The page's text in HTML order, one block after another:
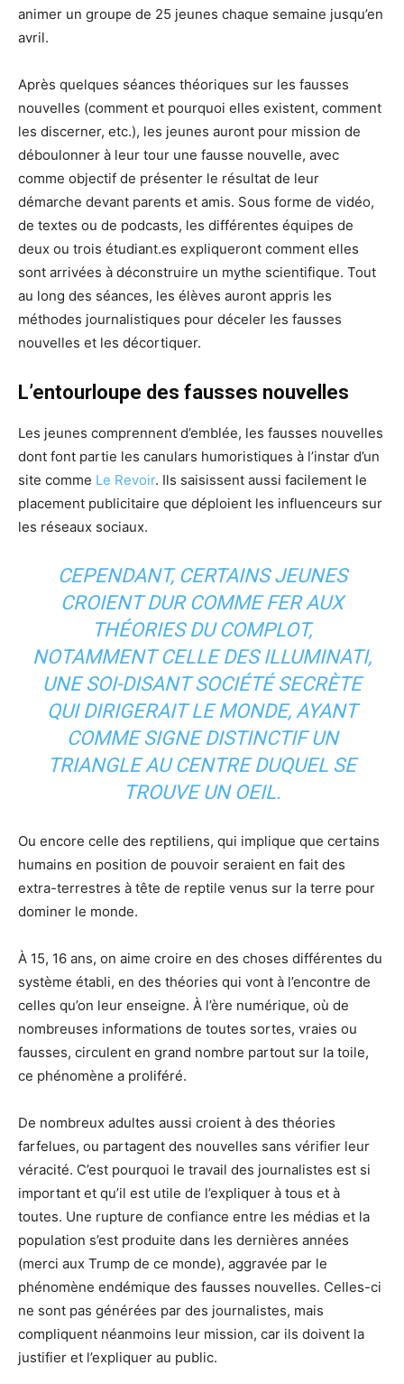
animer un groupe de 25 jeunes chaque semaine jusqu’en
avril.
Après quelques séances théoriques sur les fausses
nouvelles (comment et pourquoi elles existent, comment
les discerner, etc.), les jeunes auront pour mission de
déboulonner à leur tour une fausse nouvelle, avec
comme objectif de présenter le résultat de leur
démarche devant parents et amis. Sous forme de vidéo,
de textes ou de podcasts, les différentes équipes de
deux ou trois étudiant.es expliqueront comment elles
sont arrivées à déconstruire un mythe scientifique. Tout
au long des séances, les élèves auront appris les
méthodes journalistiques pour déceler les fausses
nouvelles et les décortiquer.
L’entourloupe des fausses nouvelles
Les jeunes comprennent d’emblée, les fausses nouvelles
dont font partie les canulars humoristiques à l’instar d’un
site comme Le Revoir. Ils saisissent aussi facilement le
placement publicitaire que déploient les influenceurs sur
les réseaux sociaux.
CEPENDANT, CERTAINS JEUNES
CROIENT DUR COMME FER AUX
THÉORIES DU COMPLOT,
NOTAMMENT CELLE DES ILLUMINATI,
UNE SOI-DISANT SOCIÉTÉ SECRÈTE
QUI DIRIGERAIT LE MONDE, AYANT
COMME SIGNE DISTINCTIF UN
TRIANGLE AU CENTRE DUQUEL SE
TROUVE UN OEIL.
Ou encore celle des reptiliens, qui implique que certains
humains en position de pouvoir seraient en fait des
extra-terrestres à tête de reptile venus sur la terre pour
dominer le monde.
À 15, 16 ans, on aime croire en des choses différentes du
système établi, en des théories qui vont à l’encontre de
celles qu’on leur enseigne. À l’ère numérique, où de
nombreuses informations de toutes sortes, vraies ou
fausses, circulent en grand nombre partout sur la toile,
ce phénomène a proliféré.
De nombreux adultes aussi croient à des théories
farfelues, ou partagent des nouvelles sans vérifier leur
véracité. C’est pourquoi le travail des journalistes est si
important et qu’il est utile de l’expliquer à tous et à
toutes. Une rupture de confiance entre les médias et la
population s’est produite dans les dernières années
(merci aux Trump de ce monde), aggravée par le
phénomène endémique des fausses nouvelles. Celles-ci
ne sont pas générées par des journalistes, mais
compliquent néanmoins leur mission, car ils doivent la
justifier et l’expliquer au public.